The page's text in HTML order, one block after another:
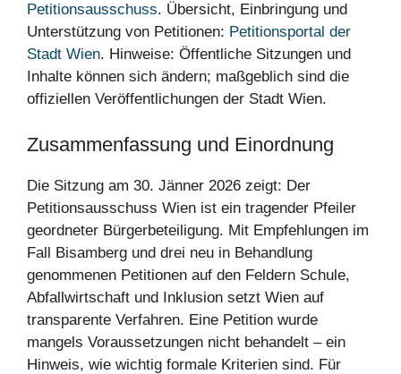
Petitionsausschuss. Übersicht, Einbringung und
Unterstützung von Petitionen: Petitionsportal der
Stadt Wien. Hinweise: Öffentliche Sitzungen und
Inhalte können sich ändern; maßgeblich sind die
offiziellen Veröffentlichungen der Stadt Wien.
Zusammenfassung und Einordnung
Die Sitzung am 30. Jänner 2026 zeigt: Der
Petitionsausschuss Wien ist ein tragender Pfeiler
geordneter Bürgerbeteiligung. Mit Empfehlungen im
Fall Bisamberg und drei neu in Behandlung
genommenen Petitionen auf den Feldern Schule,
Abfallwirtschaft und Inklusion setzt Wien auf
transparente Verfahren. Eine Petition wurde
mangels Voraussetzungen nicht behandelt – ein
Hinweis, wie wichtig formale Kriterien sind. Für